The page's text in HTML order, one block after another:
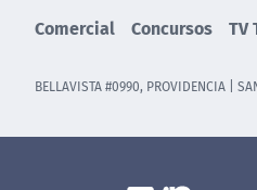
Comercial Concursos TV
BELLAVISTA #0990, PROVIDENCIA |